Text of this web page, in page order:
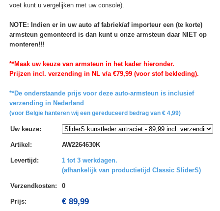
voet kunt u vergelijken met uw console).
NOTE: Indien er in uw auto af fabriek/af importeur een (te korte)
armsteun gemonteerd is dan kunt u onze armsteun daar NIET op
monteren!!!
**Maak uw keuze van armsteun in het kader hieronder.
Prijzen incl. verzending in NL v/a €79,99 (voor stof bekleding).
**De onderstaande prijs voor deze auto-armsteun is inclusief
verzending in Nederland
(voor Belgie hanteren wij een gereduceerd bedrag van € 4,99)
Uw keuze:
Artikel : AW2264630K
Levertijd :
1 tot 3 werkdagen.
(afhankelijk van productietijd Classic SliderS)
Verzendkosten: 0
Prijs: € 89,99